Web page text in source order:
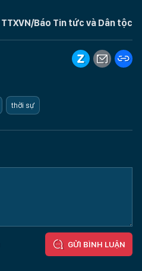
TTXVN/Báo Tin tức và Dân tộc
thời sự
GỬI BÌNH LUẬN